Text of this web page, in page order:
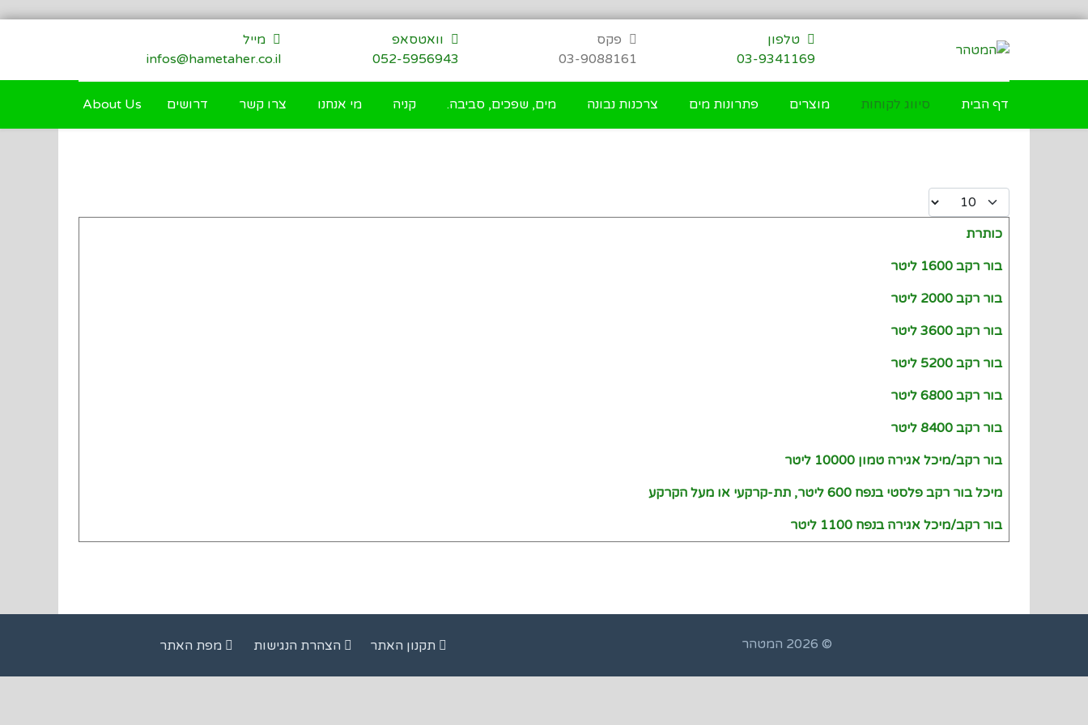
דילוג
טלפון
03-9341169
פקס
03-9088161
וואטסאפ
052-5956943
מייל
infos@hametaher.co.il
דף הבית סיווג לקוחות מוצרים פתרונות מים צרכנות נבונה מים, שפכים, סביבה. קניה מי אנחנו צרו קשר דרושים About Us
Display #
Articles
כותרת
בור רקב 1600 ליטר
בור רקב 2000 ליטר
בור רקב 3600 ליטר
בור רקב 5200 ליטר
בור רקב 6800 ליטר
בור רקב 8400 ליטר
בור רקב/מיכל אגירה טמון 10000 ליטר
מיכל בור רקב פלסטי בנפח 600 ליטר, תת-קרקעי או מעל הקרקע
בור רקב/מיכל אגירה בנפח 1100 ליטר
© 2026 המטהר תקנון האתר הצהרת הנגישות מפת האתר